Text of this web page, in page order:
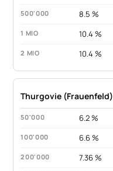
8.5 %
10.4 %
10.4 %
Thurgovie (Frauenfeld)
6.2 %
6.6 %
7.36 %